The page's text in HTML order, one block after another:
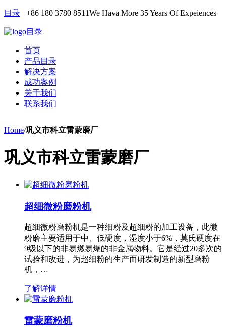
目录 +86 180 3780 8511We Hava More 35 Years Of Expeiences
目录
首页
产品目录
解决方案
成功案例
关于我们
联系我们
Home/巩义市科立雷蒙磨厂
巩义市科立雷蒙磨厂
超细微粉磨粉机
超细微粉磨粉机是一种细粉及超细粉的加工设备，此微
粉磨主要适用于中、低硬度，湿度小于6%，莫氏硬度在
9级以下的非易燃易爆的非金属物料。它是经过20多次的
试验和改进，为超细粉的生产而研发制造的新型磨粉
机，…
了解详情
雷蒙磨粉机